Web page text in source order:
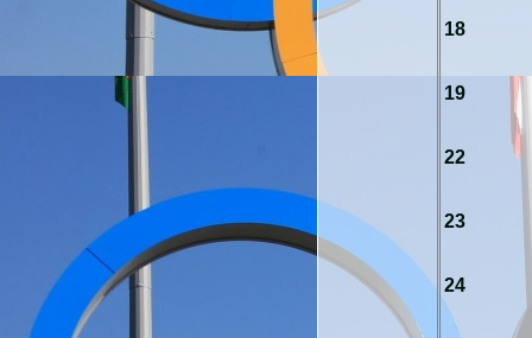
18
19
22
23
24